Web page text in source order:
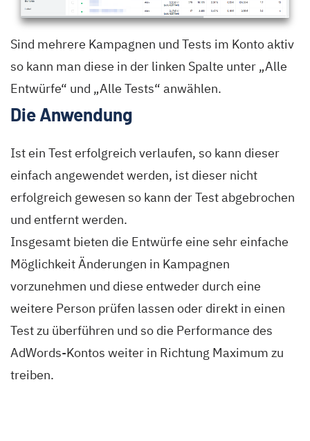
Sind mehrere Kampagnen und Tests im Konto aktiv
so kann man diese in der linken Spalte unter „Alle
Entwürfe“ und „Alle Tests“ anwählen.
Die Anwendung
Ist ein Test erfolgreich verlaufen, so kann dieser
einfach angewendet werden, ist dieser nicht
erfolgreich gewesen so kann der Test abgebrochen
und entfernt werden.
Insgesamt bieten die Entwürfe eine sehr einfache
Möglichkeit Änderungen in Kampagnen
vorzunehmen und diese entweder durch eine
weitere Person prüfen lassen oder direkt in einen
Test zu überführen und so die Performance des
AdWords-Kontos weiter in Richtung Maximum zu
treiben.